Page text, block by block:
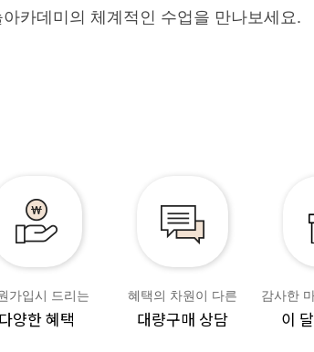
카데미의 체계적인 수업을 만나보세요.
가입시 드리는
다양한 혜택
혜택의 차원이 다른
대량구매 상담
감사한
이